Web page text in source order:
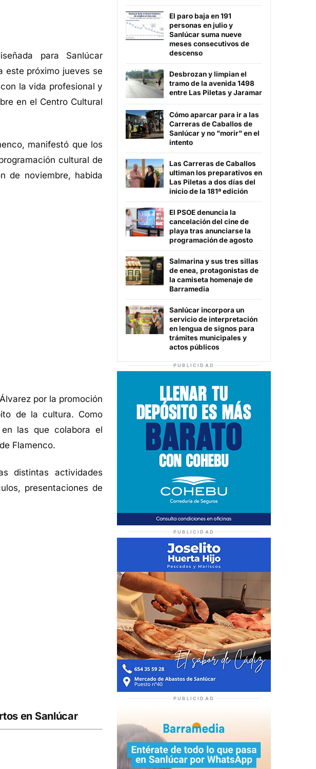
para Sanlúcar
este próximo jueves se
la vida profesional y
en el Centro Cultural
manifestó que los
cultural de
de noviembre, habida
por la promoción
de la cultura. Como
en las que colabora el
Flamenco.
distintas actividades
, presentaciones de
en Sanlúcar
El paro baja en 191
personas en julio y
Sanlúcar suma nueve
meses consecutivos de
descenso
Desbrozan y limpian el
tramo de la avenida 1498
entre Las Piletas y Jaramar
Cómo aparcar para ir a las
Carreras de Caballos de
Sanlúcar y no "morir" en el
intento
Las Carreras de Caballos
ultiman los preparativos en
Las Piletas a dos días del
inicio de la 181ª edición
El PSOE denuncia la
cancelación del cine de
playa tras anunciarse la
programación de agosto
Salmarina y sus tres sillas
de enea, protagonistas de
la camiseta homenaje de
Barramedia
Sanlúcar incorpora un
servicio de interpretación
en lengua de signos para
trámites municipales y
actos públicos
PUBLICIDAD
PUBLICIDAD
PUBLICIDAD